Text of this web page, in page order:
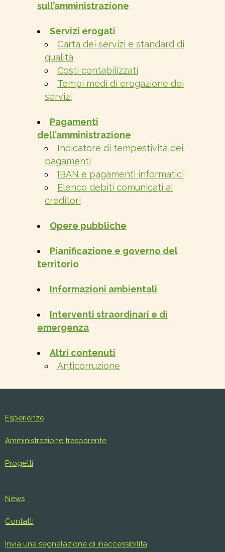
sull’amministrazione
Servizi erogati
Carta dei servizi e standard di
qualità
Costi contabilizzati
Tempi medi di erogazione dei
servizi
Pagamenti
dell’amministrazione
Indicatore di tempestività dei
pagamenti
IBAN e pagamenti informatici
Elenco debiti comunicati ai
creditori
Opere pubbliche
Pianificazione e governo del
territorio
Informazioni ambientali
Interventi straordinari e di
emergenza
Altri contenuti
Anticorruzione
Esperienze
Amministrazione trasparente
Progetti
News
Contatti
Invia una segnalazione di inaccessibilità